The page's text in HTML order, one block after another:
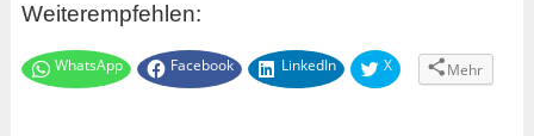
Weiterempfehlen:
WhatsApp Facebook LinkedIn X Mehr